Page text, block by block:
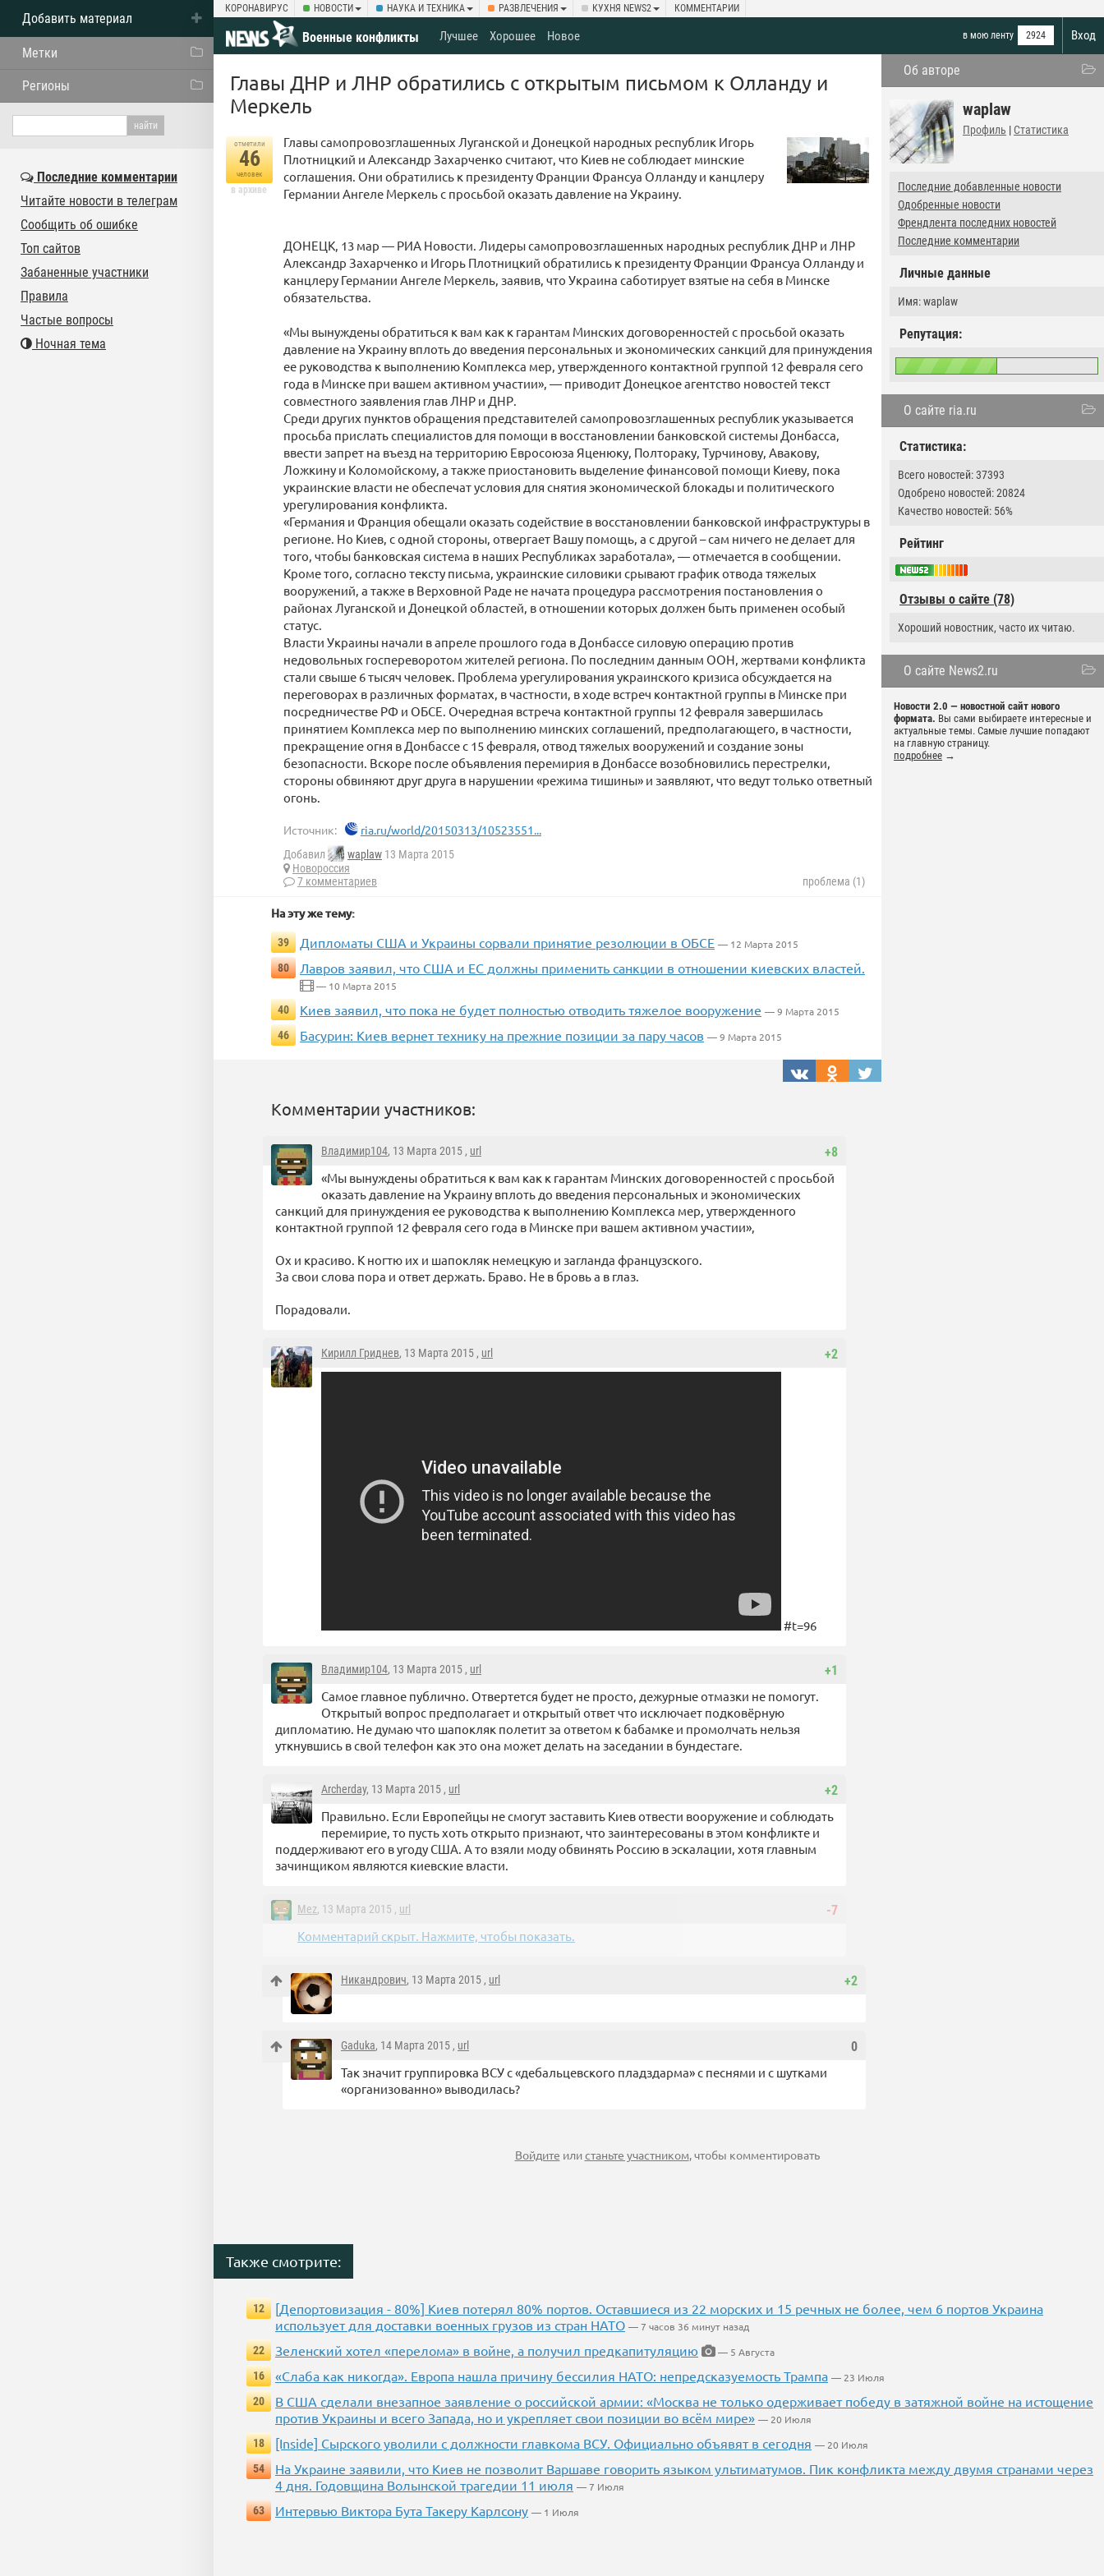
КОРОНАВИРУС НОВОСТИ НАУКА И ТЕХНИКА РАЗВЛЕЧЕНИЯ КУХНЯ NEWS2 КОММЕНТАРИИ
Вход
Военные конфликты в мою ленту 2924
Лучшее Хорошее Новое
Об авторе
waplaw
Профиль | Статистика
Последние добавленные новости
Одобренные новости
Френдлента последних новостей
Последние комментарии
Личные данные
Имя: waplaw
Репутация:
О сайте ria.ru
Статистика:
Всего новостей: 37393
Одобрено новостей: 20824
Качество новостей: 56%
Рейтинг
Отзывы о сайте (78)
Хороший новостник, часто их читаю.
О сайте News2.ru
Новости 2.0 — новостной сайт нового
формата. Вы сами выбираете интересные и
актуальные темы. Самые лучшие попадают
на главную страницу.
подробнее →
Главы ДНР и ЛНР обратились с открытым письмом к Олланду и
Меркель
отметили
46
человек
в архиве
Главы самопровозглашенных Луганской и Донецкой народных республик Игорь
Плотницкий и Александр Захарченко считают, что Киев не соблюдает минские
соглашения. Они обратились к президенту Франции Франсуа Олланду и канцлеру
Германии Ангеле Меркель с просьбой оказать давление на Украину.
ДОНЕЦК, 13 мар — РИА Новости. Лидеры самопровозглашенных народных республик ДНР и ЛНР
Александр Захарченко и Игорь Плотницкий обратились к президенту Франции Франсуа Олланду и
канцлеру Германии Ангеле Меркель, заявив, что Украина саботирует взятые на себя в Минске
обязательства.
«Мы вынуждены обратиться к вам как к гарантам Минских договоренностей с просьбой оказать
давление на Украину вплоть до введения персональных и экономических санкций для принуждения
ее руководства к выполнению Комплекса мер, утвержденного контактной группой 12 февраля сего
года в Минске при вашем активном участии», — приводит Донецкое агентство новостей текст
совместного заявления глав ЛНР и ДНР.
Среди других пунктов обращения представителей самопровозглашенных республик указывается
просьба прислать специалистов для помощи в восстановлении банковской системы Донбасса,
ввести запрет на въезд на территорию Евросоюза Яценюку, Полтораку, Турчинову, Авакову,
Ложкину и Коломойскому, а также приостановить выделение финансовой помощи Киеву, пока
украинские власти не обеспечат условия для снятия экономической блокады и политического
урегулирования конфликта.
«Германия и Франция обещали оказать содействие в восстановлении банковской инфраструктуры в
регионе. Но Киев, с одной стороны, отвергает Вашу помощь, а с другой – сам ничего не делает для
того, чтобы банковская система в наших Республиках заработала», — отмечается в сообщении.
Кроме того, согласно тексту письма, украинские силовики срывают график отвода тяжелых
вооружений, а также в Верховной Раде не начата процедура рассмотрения постановления о
районах Луганской и Донецкой областей, в отношении которых должен быть применен особый
статус.
Власти Украины начали в апреле прошлого года в Донбассе силовую операцию против
недовольных госпереворотом жителей региона. По последним данным ООН, жертвами конфликта
стали свыше 6 тысяч человек. Проблема урегулирования украинского кризиса обсуждается на
переговорах в различных форматах, в частности, в ходе встреч контактной группы в Минске при
посредничестве РФ и ОБСЕ. Очередная встреча контактной группы 12 февраля завершилась
принятием Комплекса мер по выполнению минских соглашений, предполагающего, в частности,
прекращение огня в Донбассе с 15 февраля, отвод тяжелых вооружений и создание зоны
безопасности. Вскоре после объявления перемирия в Донбассе возобновились перестрелки,
стороны обвиняют друг друга в нарушении «режима тишины» и заявляют, что ведут только ответный
огонь.
Источник: ria.ru/world/20150313/10523551...
Добавил waplaw 13 Марта 2015
Новороссия
7 комментариев
проблема (1)
На эту же тему:
39 Дипломаты США и Украины сорвали принятие резолюции в ОБСЕ — 12 Марта 2015
80
Лавров заявил, что США и ЕС должны применить санкции в отношении киевских властей.
— 10 Марта 2015
40
Киев заявил, что пока не будет полностью отводить тяжелое вооружение — 9 Марта 2015
46
Басурин: Киев вернет технику на прежние позиции за пару часов — 9 Марта 2015
Комментарии участников:
+8
Владимир104, 13 Марта 2015 , url
«Мы вынуждены обратиться к вам как к гарантам Минских договоренностей с просьбой
оказать давление на Украину вплоть до введения персональных и экономических
санкций для принуждения ее руководства к выполнению Комплекса мер, утвержденного
контактной группой 12 февраля сего года в Минске при вашем активном участии»,
Ох и красиво. К ногтю их и шапокляк немецкую и загланда французского.
За свои слова пора и ответ держать. Браво. Не в бровь а в глаз.
Порадовали.
+2
Кирилл Гриднев, 13 Марта 2015 , url
#t=96
+1
Владимир104, 13 Марта 2015 , url
Самое главное публично. Отвертется будет не просто, дежурные отмазки не помогут.
Открытый вопрос предполагает и открытый ответ что исключает подковёрную
дипломатию. Не думаю что шапокляк полетит за ответом к бабамке и промолчать нельзя
уткнувшись в свой телефон как это она может делать на заседании в бундестаге.
+2
Archerday, 13 Марта 2015 , url
Правильно. Если Европейцы не смогут заставить Киев отвести вооружение и соблюдать
перемирие, то пусть хоть открыто признают, что заинтересованы в этом конфликте и
поддерживают его в угоду США. А то взяли моду обвинять Россию в эскалации, хотя главным
зачинщиком являются киевские власти.
-7
Mez, 13 Марта 2015 , url
Комментарий скрыт. Нажмите, чтобы показать.
+2
Никандрович, 13 Марта 2015 , url
0
Gaduka, 14 Марта 2015 , url
Так значит группировка ВСУ с «дебальцевского пладздарма» с песнями и с шутками
«организованно» выводилась?
Войдите илистаньте участником, чтобы комментировать
Также смотрите:
12
[Депортовизация - 80%] Киев потерял 80% портов. Оставшиеся из 22 морских и 15 речных не более, чем 6 портов Украина
использует для доставки военных грузов из стран НАТО — 7 часов 36 минут назад
22
Зеленский хотел «перелома» в войне, а получил предкапитуляцию
— 5 Августа
16
«Слаба как никогда». Европа нашла причину бессилия НАТО: непредсказуемость Трампа — 23 Июля
20
В США сделали внезапное заявление о российской армии: «Москва не только одерживает победу в затяжной войне на истощение
против Украины и всего Запада, но и укрепляет свои позиции во всём мире» — 20 Июля
18
[Inside] Сырского уволили с должности главкома ВСУ. Официально объявят в сегодня — 20 Июля
54
На Украине заявили, что Киев не позволит Варшаве говорить языком ультиматумов. Пик конфликта между двумя странами через
4 дня. Годовщина Волынской трагедии 11 июля — 7 Июля
63
Интервью Виктора Бута Такеру Карлсону — 1 Июля
Добавить материал
Метки
Регионы
Последние комментарии
Читайте новости в телеграм
Сообщить об ошибке
Топ сайтов
Забаненные участники
Правила
Частые вопросы
Ночная тема